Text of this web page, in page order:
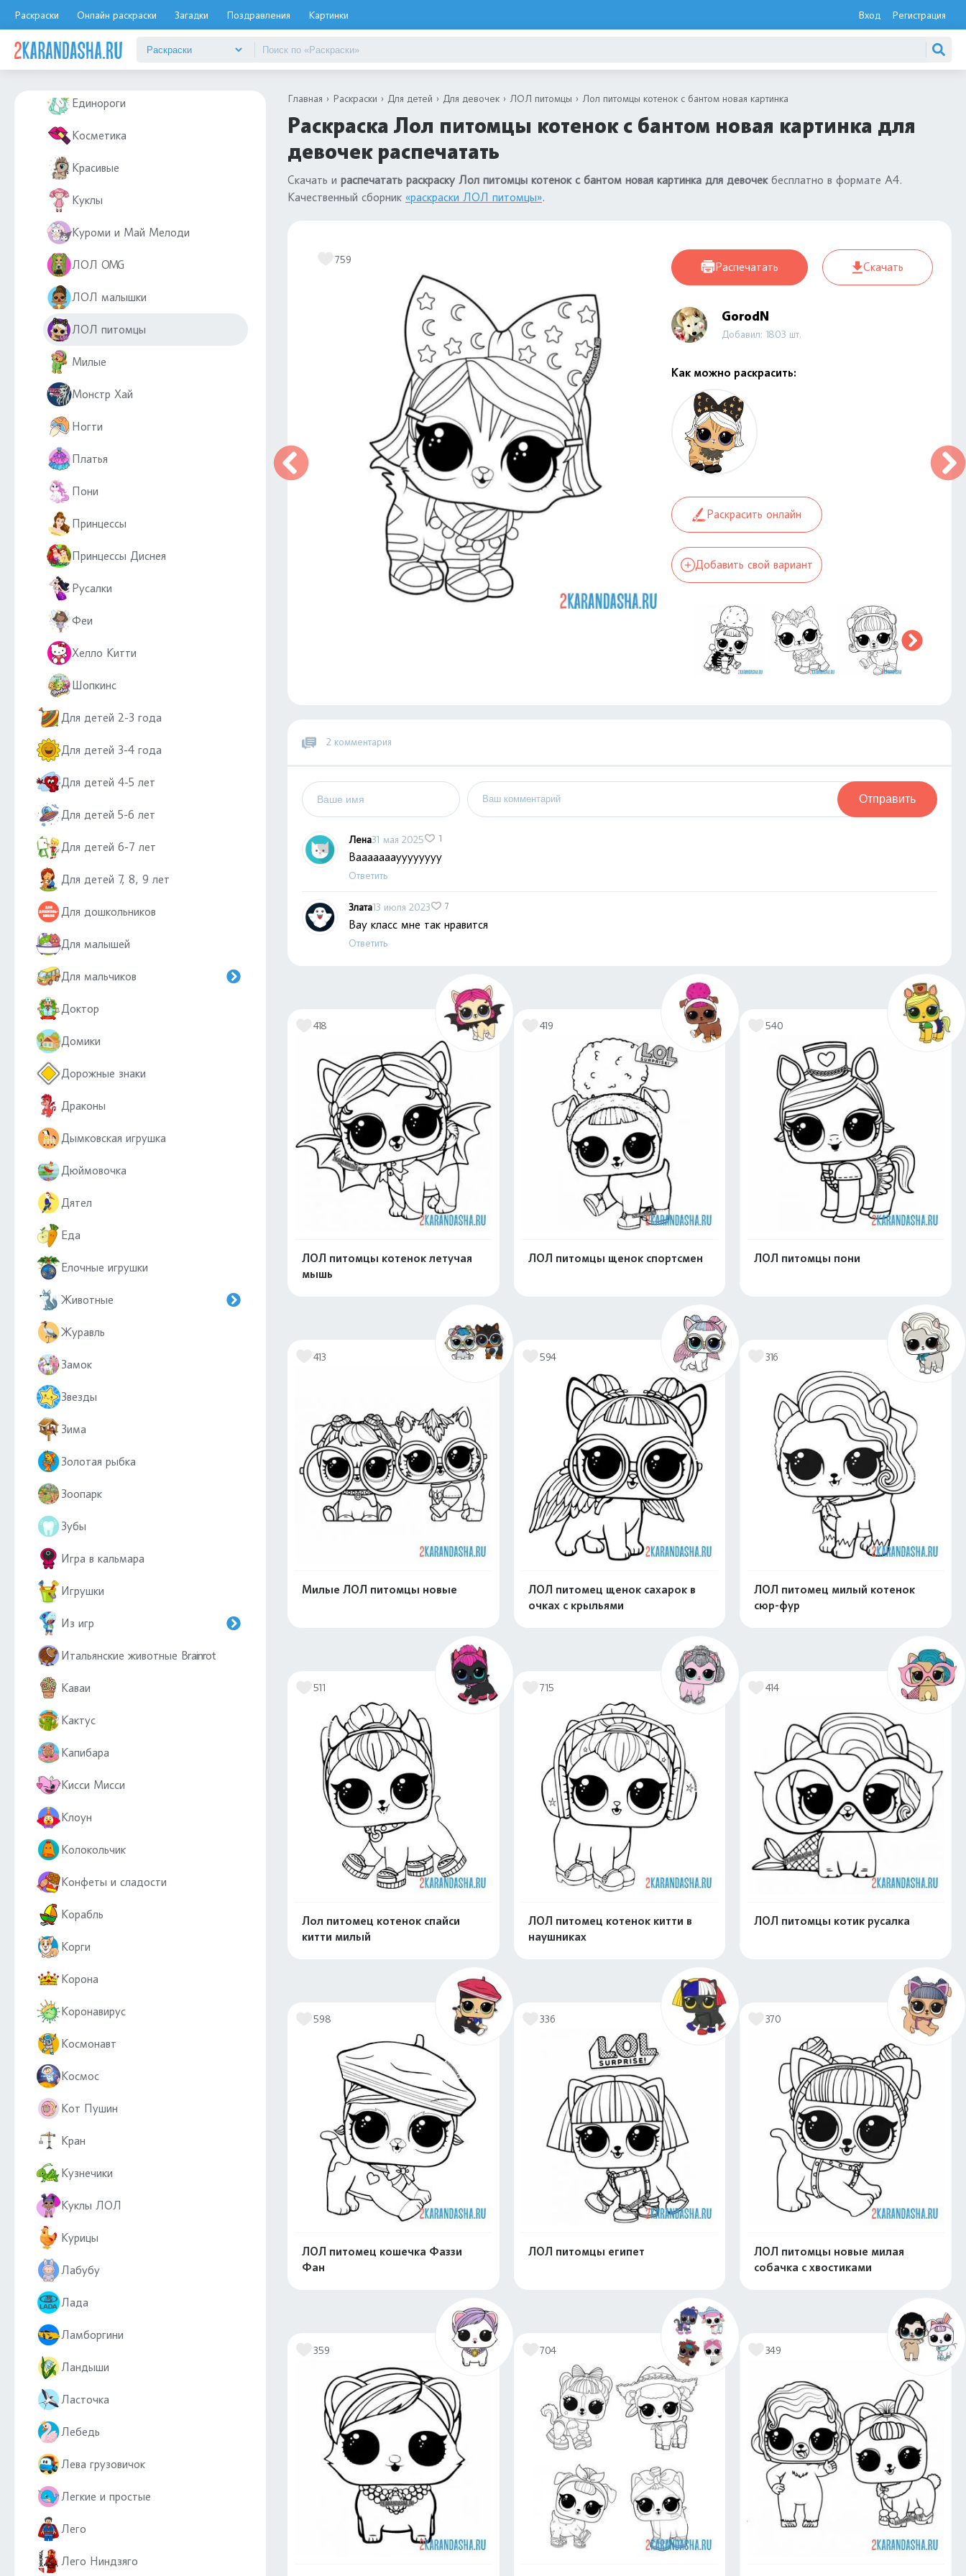
Раскраски Онлайн раскраски Загадки Поздравления Картинки Вход Регистрация
Для девочек 7, 8, 9 лет
Единороги
Косметика
Красивые
Куклы
Куроми и Май Мелоди
ЛОЛ OMG
ЛОЛ малышки
ЛОЛ питомцы
Милые
Монстр Хай
Ногти
Платья
Пони
Принцессы
Принцессы Диснея
Русалки
Феи
Хелло Китти
Шопкинс
Для детей 2-3 года
Для детей 3-4 года
Для детей 4-5 лет
Для детей 5-6 лет
Для детей 6-7 лет
Для детей 7, 8, 9 лет
Для дошкольников
Для малышей
Для мальчиков
Доктор
Домики
Дорожные знаки
Драконы
Дымковская игрушка
Дюймовочка
Дятел
Еда
Елочные игрушки
Животные
Журавль
Замок
Звезды
Зима
Золотая рыбка
Зоопарк
Зубы
Игра в кальмара
Игрушки
Из игр
Итальянские животные Brainrot
Каваи
Кактус
Капибара
Кисси Мисси
Клоун
Колокольчик
Конфеты и сладости
Корабль
Корги
Корона
Коронавирус
Космонавт
Космос
Кот Пушин
Кран
Кузнечики
Куклы ЛОЛ
Курицы
Лабубу
Лада
Ламборгини
Ландыши
Ласточка
Лебедь
Лева грузовичок
Легкие и простые
Лего
Лего Ниндзяго
Главная Раскраски Для детей Для девочек ЛОЛ питомцы Лол питомцы котенок с бантом новая картинка
Раскраска Лол питомцы котенок с бантом новая картинка для
девочек распечатать
Скачать и распечатать раскраску Лол питомцы котенок с бантом новая картинка для девочекбесплатно в формате А4.
Качественный сборник «раскраски ЛОЛ питомцы».
759
Распечатать Скачать
GorodN
Добавил: 1803 шт.
Как можно раскрасить:
Раскрасить онлайн
Добавить свой вариант
2 комментария
Отправить
Лена31 мая 2025 1
Вааааааауууууууу
Ответить
Злата13 июля 2023 7
Вау класс мне так нравится
Ответить
418
ЛОЛ питомцы котенок летучая
мышь
419
ЛОЛ питомцы щенок спортсмен
540
ЛОЛ питомцы пони
Распечатать и скачать
413
Милые ЛОЛ питомцы новые
594
ЛОЛ питомец щенок сахарок в
очках с крыльями
316
ЛОЛ питомец милый котенок
сюр-фур
511
Лол питомец котенок спайси
китти милый
715
ЛОЛ питомец котенок китти в
наушниках
414
ЛОЛ питомцы котик русалка
598
ЛОЛ питомец кошечка Фаззи
Фан
336
ЛОЛ питомцы египет
Распечатать и скачать
370
ЛОЛ питомцы новые милая
собачка с хвостиками
Распечатать и скачать
359 704 349